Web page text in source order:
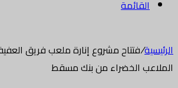
القائمة
الرئيسية/فتتاح مشروع إنارة ملعب فريق
الملاعب الخضراء من بنك مسقط